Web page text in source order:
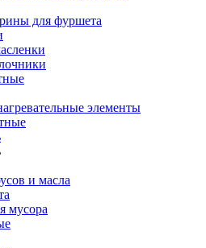
для фуршета
элементы
и масла
мусора